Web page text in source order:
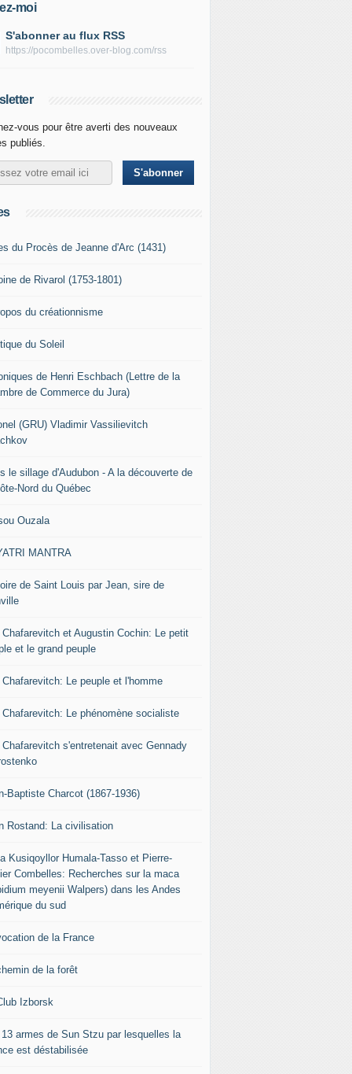
moi
S'abonner au flux RSS
https://pocombelles.over-blog.com/rss
vous pour être averti des nouveaux
publiés.
du Procès de Jeanne d'Arc (1431)
de Rivarol (1753-1801)
du créationnisme
du Soleil
de Henri Eschbach (Lettre de la
de Commerce du Jura)
(GRU) Vladimir Vassilievitch
le sillage d'Audubon - A la découverte de
Nord du Québec
Ouzala
MANTRA
de Saint Louis par Jean, sire de
Chafarevitch et Augustin Cochin: Le petit
et le grand peuple
Chafarevitch: Le peuple et l'homme
Chafarevitch: Le phénomène socialiste
Chafarevitch s'entretenait avec Gennady
Baptiste Charcot (1867-1936)
Rostand: La civilisation
Kusiqoyllor Humala-Tasso et Pierre-
Combelles: Recherches sur la maca
meyenii Walpers) dans les Andes
du sud
de la France
de la forêt
Izborsk
13 armes de Sun Stzu par lesquelles la
est déstabilisée